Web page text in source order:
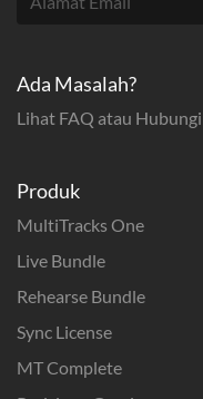
Produk
MultiTracks One
Live Bundle
Rehearse Bundle
Sync License
MT Complete
Ada Masalah?
Lihat FAQ atau